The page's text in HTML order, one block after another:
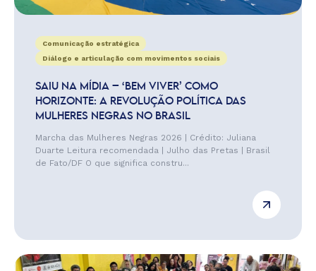
Comunicação estratégica
Diálogo e articulação com movimentos sociais
SAIU NA MÍDIA – ‘BEM VIVER’ COMO
HORIZONTE: A REVOLUÇÃO POLÍTICA DAS
MULHERES NEGRAS NO BRASIL
Marcha das Mulheres Negras 2026 | Crédito: Juliana
Duarte Leitura recomendada | Julho das Pretas | Brasil
de Fato/DF O que significa constru...